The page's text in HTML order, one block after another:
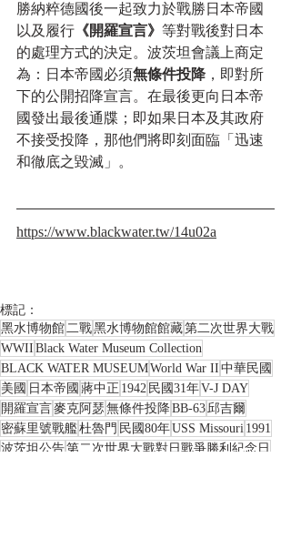
勝納粹德國後一起致力於戰勝日本帝國
以及履行 《開羅宣言》 等對戰後對日本
的處理方式的決定。波茨坦會議上商定
為：日本帝國必須無條件投降 ，即對所
下的公開招降宣言。在最後更向日本帝
國發出最後通牒；即如果日本及其政府
不接受投降，那他們將即刻面臨「迅速
和徹底之毀滅」。
https://www.blackwater.tw/14u02a
標記：
黑水博物館二戰黑水博物館館藏第二次世界大戰
WWII Black Water Museum Collection
BLACK WATER MUSEUMWorld War II 中華民國
美國 日本帝國 蔣中正 1942 民國31年V-J DAY
開羅宣言麥克阿瑟 無條件投降BB-63邱吉爾
密蘇里號戰艦杜魯門 民國80年USS Missouri 1991
波茨坦公告第二次世界大戰對日戰爭勝利紀念日